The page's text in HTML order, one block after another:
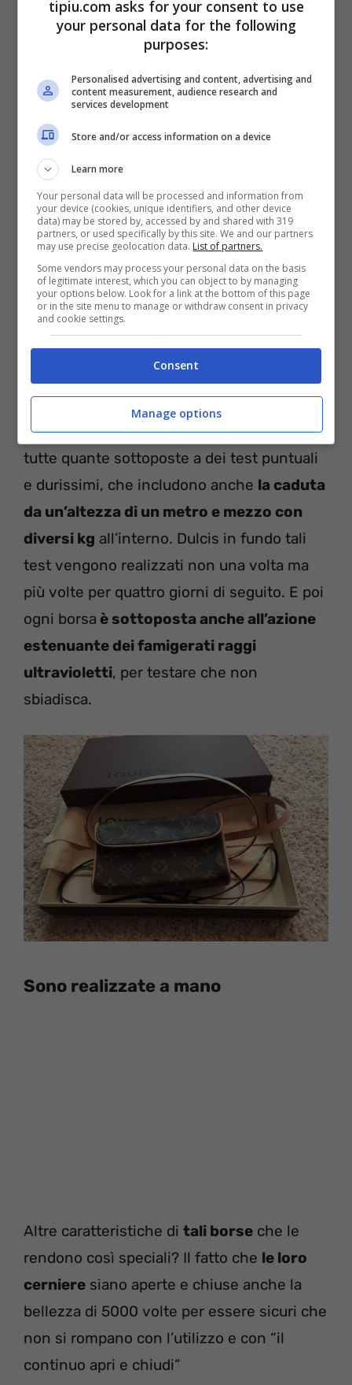
Vi riveliamo che esistono dei reali fattori
che permettono a tali accessori di renderli
unici e speciali.Sono realizzate in vera
pelle di muccache, con il passare
inevitabile del tempo, cambia colore,
passando dal marrone chiaro a quello più
scuro. Inoltresono
ignifughe
praticamente indistruttibili.
E per testare con mano che lo sono, sono
tutte quante sottoposte a dei test puntuali
e durissimi, che includono anche la caduta
da un’altezza di un metro e mezzo con
diversi kg all’interno. Dulcis in fundo tali
test vengono realizzati non una volta ma
più volte per quattro giorni di seguito. E poi
ogni borsa è sottoposta anche all’azione
estenuante dei famigerati raggi
ultravioletti, per testare che non
sbiadisca.
Sono realizzate a mano
Altre caratteristiche di tali borse che le
rendono così speciali? Il fatto che le loro
cerniere siano aperte e chiuse anche la
bellezza di 5000 volte per essere sicuri che
non si rompano con l’utilizzo e con “il
continuo apri e chiudi”
tipiu.com asks for your consent to use
your personal data for the following
purposes:
Personalised advertising and content, advertising and
content measurement, audience research and
services development
Store and/or access information on a device
Learn more
Your personal data will be processed and information from
your device (cookies, unique identifiers, and other device
data) may be stored by, accessed by and shared with 319
partners, or used specifically by this site. We and our partners
may use precise geolocation data. List of partners.
Some vendors may process your personal data on the basis
of legitimate interest, which you can object to by managing
your options below. Look for a link at the bottom of this page
or in the site menu to manage or withdraw consent in privacy
and cookie settings.
Consent
Manage options